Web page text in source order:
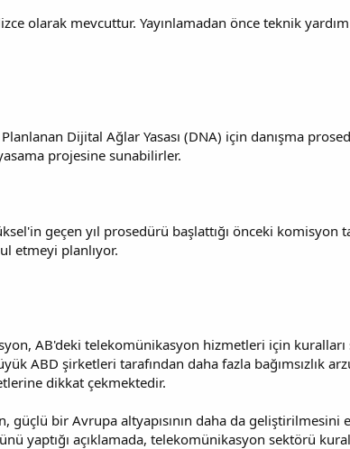
olarak mevcuttur. Yayınlamadan önce teknik
Dijital Ağlar Yasası (DNA) için danışma
projesine sunabilirler.
geçen yıl prosedürü başlattığı önceki komisyon
etmeyi planlıyor.
AB'deki telekomünikasyon hizmetleri için
ABD şirketleri tarafından daha fazla bağımsızlık
dikkat çekmektedir.
güçlü bir Avrupa altyapısının daha da
yaptığı açıklamada, telekomünikasyon sektörü